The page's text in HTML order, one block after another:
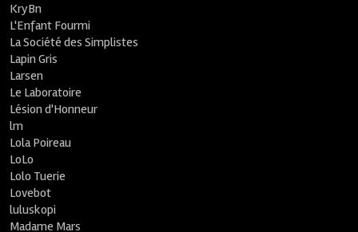
KryBn
L'Enfant Fourmi
La Société des Simplistes
Lapin Gris
Larsen
Le Laboratoire
Lésion d'Honneur
lm
Lola Poireau
LoLo
Lolo Tuerie
Lovebot
luluskopi
Madame Mars